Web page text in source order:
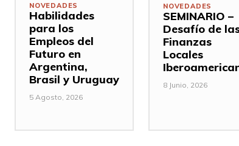
NOVEDADES
Habilidades
para los
Empleos del
Futuro en
Argentina,
Brasil y Uruguay
5 Agosto, 2026
NOVEDADES
SEMINARIO –
Desafío de
Finanzas
Locales
8 Junio, 2026